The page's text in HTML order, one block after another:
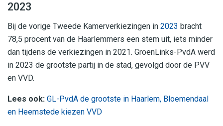
2023
Bij de vorige Tweede Kamerverkiezingen in 2023 bracht
78,5 procent van de Haarlemmers een stem uit, iets minder
dan tijdens de verkiezingen in 2021. GroenLinks-PvdA werd
in 2023 de grootste partij in de stad, gevolgd door de PVV
en VVD.
Lees ook: GL-PvdA de grootste in Haarlem, Bloemendaal
en Heemstede kiezen VVD